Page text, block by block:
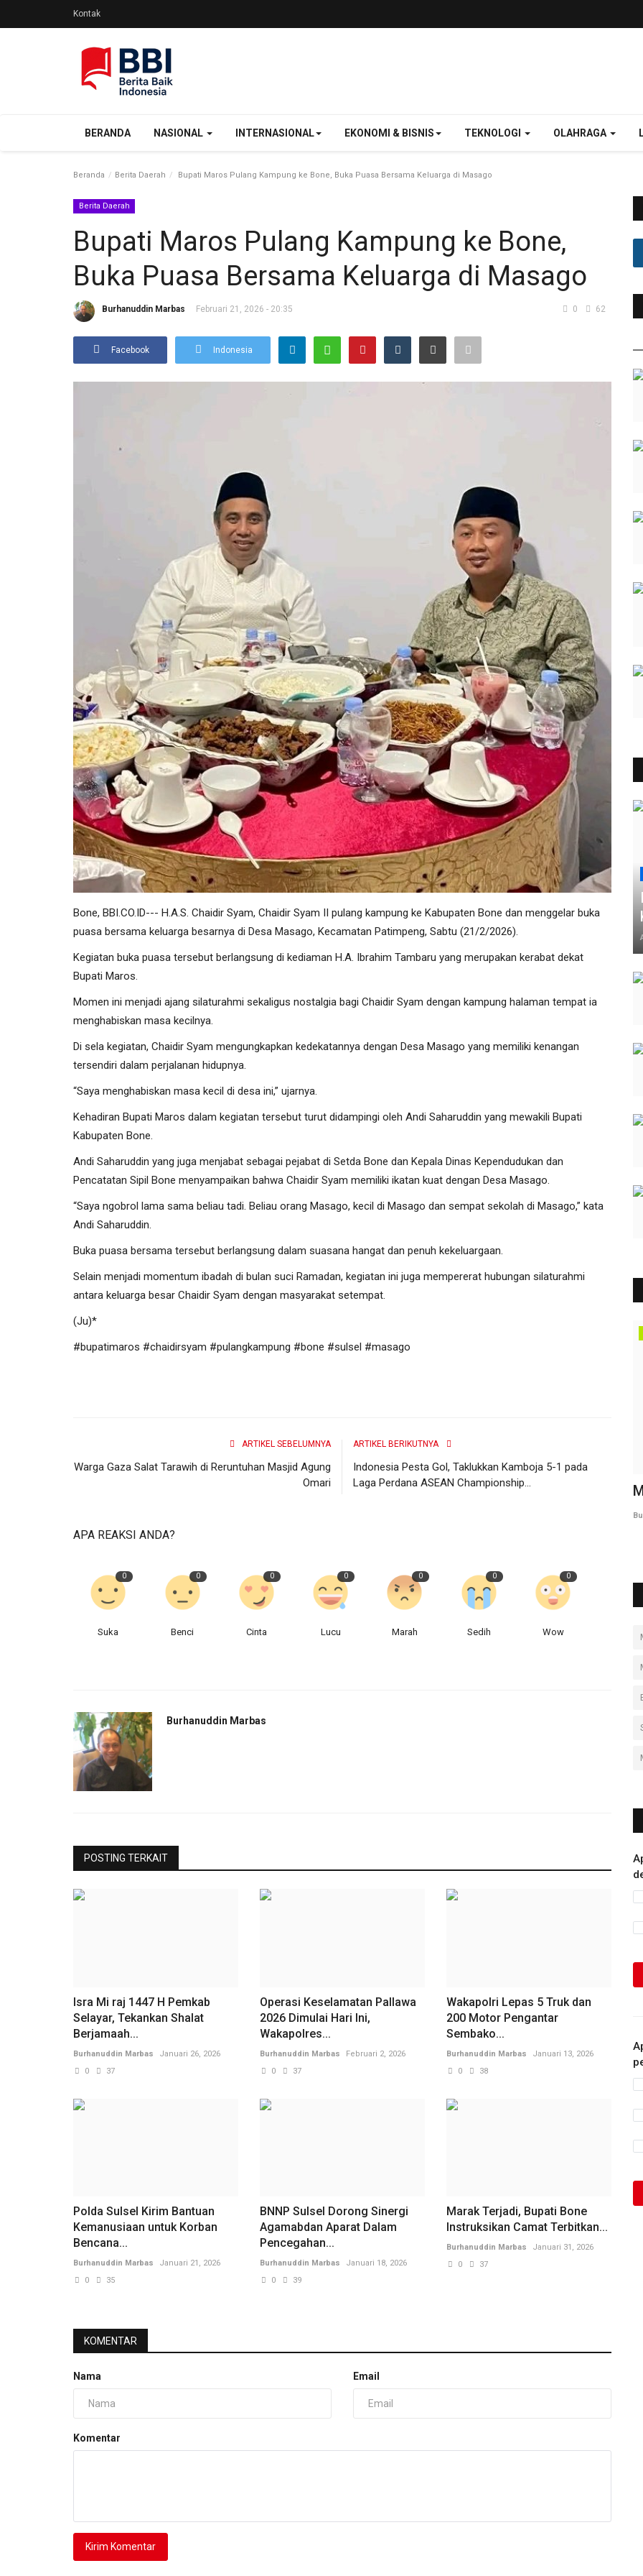
Kontak
BERANDA NASIONAL INTERNASIONAL EKONOMI & BISNIS TEKNOLOGI OLAHRAGA
Beranda Berita Daerah Bupati Maros Pulang Kampung ke Bone, Buka Puasa Bersama Keluarga di Masago
Berita Daerah
Bupati Maros Pulang Kampung ke Bone,
Buka Puasa Bersama Keluarga di Masago
Burhanuddin Marbas Februari 21, 2026 - 20:35 0 62
Facebook Indonesia
Bone, BBI.CO.ID--- H.A.S. Chaidir Syam, Chaidir Syam II pulang kampung ke Kabupaten Bone dan menggelar buka
puasa bersama keluarga besarnya di Desa Masago, Kecamatan Patimpeng, Sabtu (21/2/2026).
Kegiatan buka puasa tersebut berlangsung di kediaman H.A. Ibrahim Tambaru yang merupakan kerabat dekat
Bupati Maros.
Momen ini menjadi ajang silaturahmi sekaligus nostalgia bagi Chaidir Syam dengan kampung halaman tempat ia
menghabiskan masa kecilnya.
Di sela kegiatan, Chaidir Syam mengungkapkan kedekatannya dengan Desa Masago yang memiliki kenangan
tersendiri dalam perjalanan hidupnya.
“Saya menghabiskan masa kecil di desa ini,” ujarnya.
Kehadiran Bupati Maros dalam kegiatan tersebut turut didampingi oleh Andi Saharuddin yang mewakili Bupati
Kabupaten Bone.
Andi Saharuddin yang juga menjabat sebagai pejabat di Setda Bone dan Kepala Dinas Kependudukan dan
Pencatatan Sipil Bone menyampaikan bahwa Chaidir Syam memiliki ikatan kuat dengan Desa Masago.
“Saya ngobrol lama sama beliau tadi. Beliau orang Masago, kecil di Masago dan sempat sekolah di Masago,” kata
Andi Saharuddin.
Buka puasa bersama tersebut berlangsung dalam suasana hangat dan penuh kekeluargaan.
Selain menjadi momentum ibadah di bulan suci Ramadan, kegiatan ini juga mempererat hubungan silaturahmi
antara keluarga besar Chaidir Syam dengan masyarakat setempat.
(Ju)*
#bupatimaros #chaidirsyam #pulangkampung #bone #sulsel #masago
ARTIKEL SEBELUMNYA
Warga Gaza Salat Tarawih di Reruntuhan Masjid Agung
Omari
ARTIKEL BERIKUTNYA
Indonesia Pesta Gol, Taklukkan Kamboja 5-1 pada
Laga Perdana ASEAN Championship...
APA REAKSI ANDA?
0
Suka
0
Benci
0
Cinta
0
Lucu
0
Marah
0
Sedih
0
Wow
Burhanuddin Marbas
POSTING TERKAIT
Isra Mi raj 1447 H Pemkab
Selayar, Tekankan Shalat
Berjamaah...
Burhanuddin Marbas
Januari 26, 2026
0
37
Operasi Keselamatan Pallawa
2026 Dimulai Hari Ini,
Wakapolres...
Burhanuddin Marbas
Februari 2, 2026
0
37
Wakapolri Lepas 5 Truk dan
200 Motor Pengantar
Sembako...
Burhanuddin Marbas
Januari 13, 2026
0
38
Polda Sulsel Kirim Bantuan
Kemanusiaan untuk Korban
Bencana...
Burhanuddin Marbas
Januari 21, 2026
0
35
BNNP Sulsel Dorong Sinergi
Agamabdan Aparat Dalam
Pencegahan...
Burhanuddin Marbas
Januari 18, 2026
0
39
Marak Terjadi, Bupati Bone
Instruksikan Camat Terbitkan...
Burhanuddin Marbas
Januari 31, 2026
0
37
KOMENTAR
Nama Email
Komentar
Kirim Komentar
Raih Medali di SEA Games Thailand,
Burhanuddin Marbas
Kapolda Sulsel Bersama Gubernur